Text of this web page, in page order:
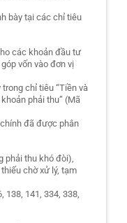
bày tại các chỉ tiêu
các khoản đầu tư
vốn vào đơn vị
chỉ tiêu “Tiền và
phải thu” (Mã
đã được phân
phải thu khó đòi),
chờ xử lý, tạm
138, 141, 334, 338,